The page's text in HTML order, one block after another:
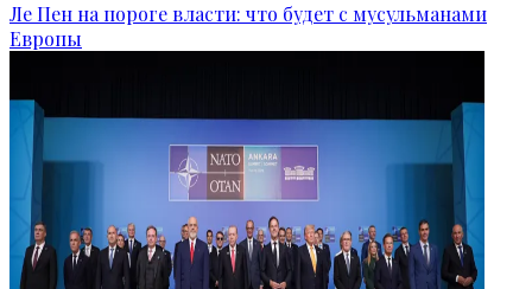
Ле Пен на пороге власти: что будет с мусульманами
Европы